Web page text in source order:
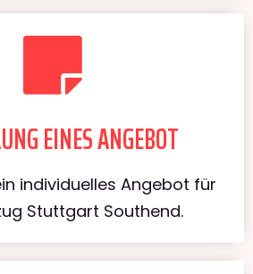
EINES ANGEBOT
individuelles Angebot für
Stuttgart Southend.